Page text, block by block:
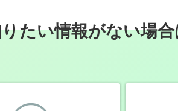
たい情報がない場